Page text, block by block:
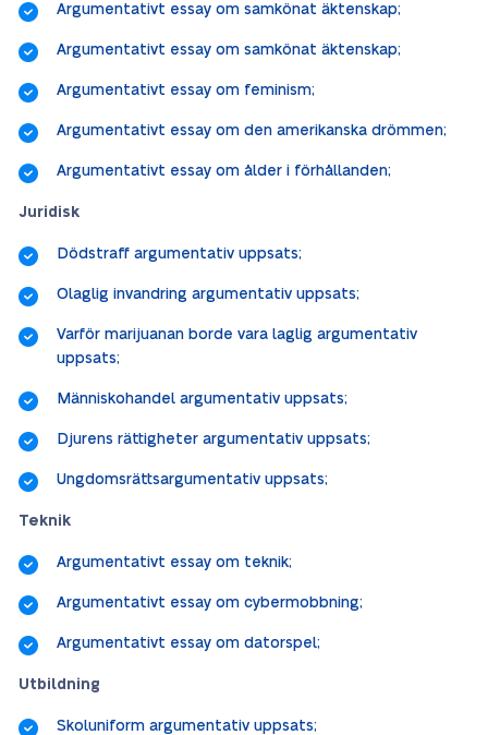
Argumentativt essay om samkönat äktenskap;
Argumentativt essay om samkönat äktenskap;
Argumentativt essay om feminism;
Argumentativt essay om den amerikanska drömmen;
Argumentativt essay om ålder i förhållanden;
Juridisk
Dödstraff argumentativ uppsats;
Olaglig invandring argumentativ uppsats;
Varför marijuanan borde vara laglig argumentativ
uppsats;
Människohandel argumentativ uppsats;
Djurens rättigheter argumentativ uppsats;
Ungdomsrättsargumentativ uppsats;
Teknik
Argumentativt essay om teknik;
Argumentativt essay om cybermobbning;
Argumentativt essay om datorspel;
Utbildning
Skoluniform argumentativ uppsats;